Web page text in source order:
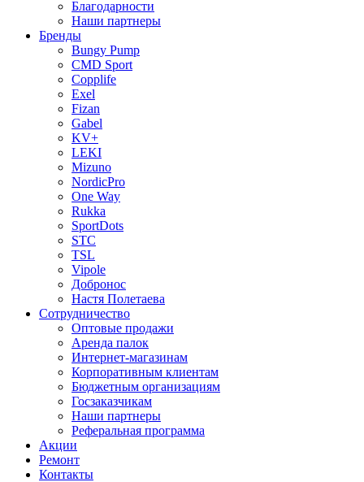
Благодарности
Наши партнеры
Бренды
Bungy Pump
CMD Sport
Copplife
Exel
Fizan
Gabel
KV+
LEKI
Mizuno
NordicPro
One Way
Rukka
SportDots
STC
TSL
Vipole
Добронос
Настя Полетаева
Сотрудничество
Оптовые продажи
Аренда палок
Интернет-магазинам
Корпоративным клиентам
Бюджетным организациям
Госзаказчикам
Наши партнеры
Реферальная программа
Акции
Ремонт
Контакты